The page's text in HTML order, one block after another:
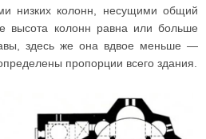
низких колонн, несущими общий
высота колонн равна или больше
здесь же она вдвое меньше —
пропорции всего здания.